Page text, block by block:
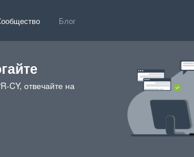
Блог
CY, отвечайте на